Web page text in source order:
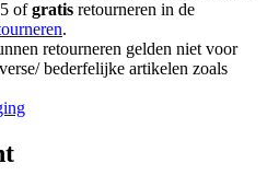
ofgratis retourneren in de
.
retourneren gelden niet voor
bederfelijke artikelen zoals